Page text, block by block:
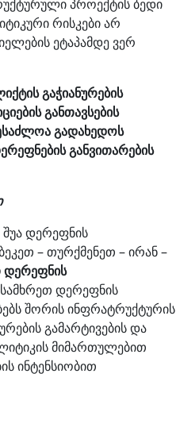
პროექტის ბედი
რისკები არ
ეტაპამდე ვერ
ს გაჭიანურების
განთავსების
გადახედოს
განვითარების
დერეფნის
– თურქმენეთ – ირან –
დერეფნის
დერეფნის
შორის ინფრატრუქტურის
გამარტივების და
მიმართულებით
ინტენსიობით